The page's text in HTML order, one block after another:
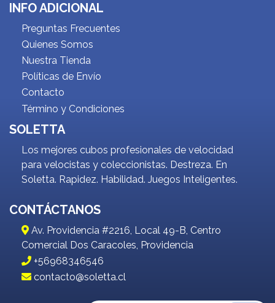
INFO ADICIONAL
Preguntas Frecuentes
Quienes Somos
Nuestra Tienda
Políticas de Envío
Contacto
Término y Condiciones
SOLETTA
Los mejores cubos profesionales de velocidad
para velocistas y coleccionistas. Destreza. En
Soletta. Rapidez. Habilidad. Juegos Inteligentes.
CONTÁCTANOS
Av. Providencia #2216, Local 49-B, Centro
Comercial Dos Caracoles, Providencia
+56968346546
contacto@soletta.cl